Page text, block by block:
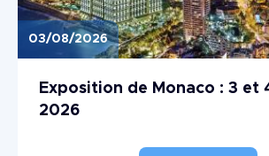
03/08/2026
Exposition de Monaco : 3 et
2026